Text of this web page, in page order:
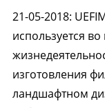
21-05-2018:
используется
изготовления
ландшафтном